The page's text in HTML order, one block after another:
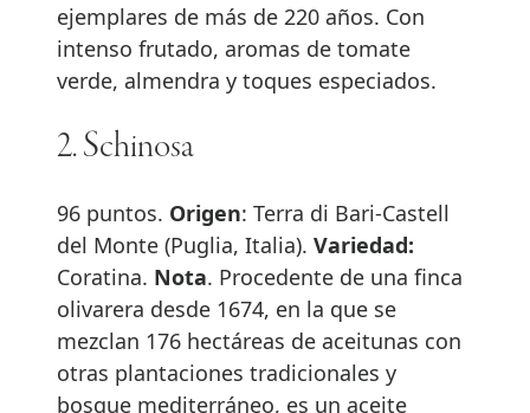
ejemplares de más de 220 años. Con
intenso frutado, aromas de tomate
verde, almendra y toques especiados.
2. Schinosa
96 puntos. Origen: Terra di Bari-Castell
del Monte (Puglia, Italia). Variedad:
Coratina. Nota. Procedente de una finca
olivarera desde 1674, en la que se
mezclan 176 hectáreas de aceitunas con
otras plantaciones tradicionales y
bosque mediterráneo, es un aceite